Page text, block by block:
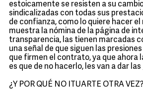
estoicamente se resisten a su
sindicalizadas con todas sus
de confianza, como lo quiere hacer el
muestra la nómina de la página de
transparencia, las tienen marcadas
una señal de que siguen las
que firmen el contrato, ya que ahora
es que de no hacerlo, les van a dar
¿Y POR QUÉ NO ITUARTE OTRA VEZ?